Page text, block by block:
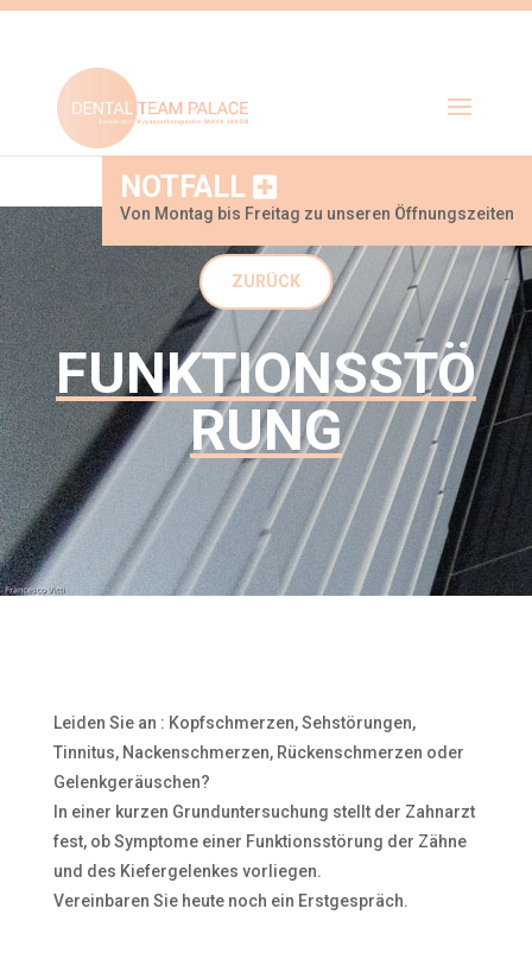
NOTFALL
Von Montag bis Freitag zu unseren Öffnungszeiten
ZURÜCK
FUNKTIONSSTÖ
RUNG
Leiden Sie an : Kopfschmerzen, Sehstörungen,
Tinnitus, Nackenschmerzen, Rückenschmerzen oder
Gelenkgeräuschen?
In einer kurzen Grunduntersuchung stellt der Zahnarzt
fest, ob Symptome einer Funktionsstörung der Zähne
und des Kiefergelenkes vorliegen.
Vereinbaren Sie heute noch ein Erstgespräch.